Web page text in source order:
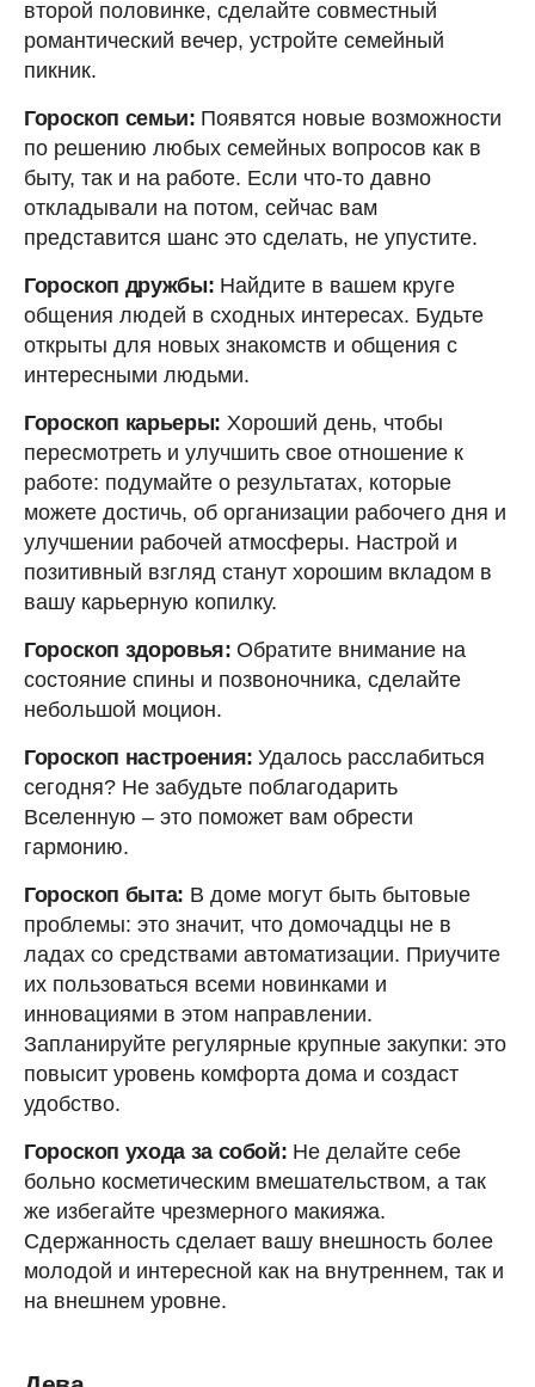
второй половинке, сделайте совместный
романтический вечер, устройте семейный
пикник.
Гороскоп семьи: Появятся новые возможности
по решению любых семейных вопросов как в
быту, так и на работе. Если что-то давно
откладывали на потом, сейчас вам
представится шанс это сделать, не упустите.
Гороскоп дружбы: Найдите в вашем круге
общения людей в сходных интересах. Будьте
открыты для новых знакомств и общения с
интересными людьми.
Гороскоп карьеры: Хороший день, чтобы
пересмотреть и улучшить свое отношение к
работе: подумайте о результатах, которые
можете достичь, об организации рабочего дня и
улучшении рабочей атмосферы. Настрой и
позитивный взгляд станут хорошим вкладом в
вашу карьерную копилку.
Гороскоп здоровья:Обратите внимание на
состояние спины и позвоночника, сделайте
небольшой моцион.
Гороскоп настроения:Удалось расслабиться
сегодня? Не забудьте поблагодарить
Вселенную – это поможет вам обрести
гармонию.
Гороскоп быта: В доме могут быть бытовые
проблемы: это значит, что домочадцы не в
ладах со средствами автоматизации. Приучите
их пользоваться всеми новинками и
инновациями в этом направлении.
Запланируйте регулярные крупные закупки: это
повысит уровень комфорта дома и создаст
удобство.
Гороскоп ухода за собой: Не делайте себе
больно косметическим вмешательством, а так
же избегайте чрезмерного макияжа.
Сдержанность сделает вашу внешность более
молодой и интересной как на внутреннем, так и
на внешнем уровне.